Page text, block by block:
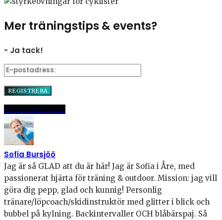
Mer träningstips & events?
- Ja tack!
DelaPinnaE-post
Sofia Bursjöö
Jag är så GLAD att du är här! Jag är Sofia i Åre, med
passionerat hjärta för träning & outdoor. Mission: jag vill
göra dig pepp, glad och kunnig! Personlig
tränare/löpcoach/skidinstruktör med glitter i blick och
bubbel på kylning. Backintervaller OCH blåbärspaj. Så